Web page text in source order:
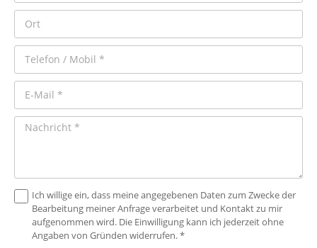
Ich willige ein, dass meine angegebenen Daten zum Zwecke der
Bearbeitung meiner Anfrage verarbeitet und Kontakt zu mir
aufgenommen wird. Die Einwilligung kann ich jederzeit ohne
Angaben von Gründen widerrufen. *